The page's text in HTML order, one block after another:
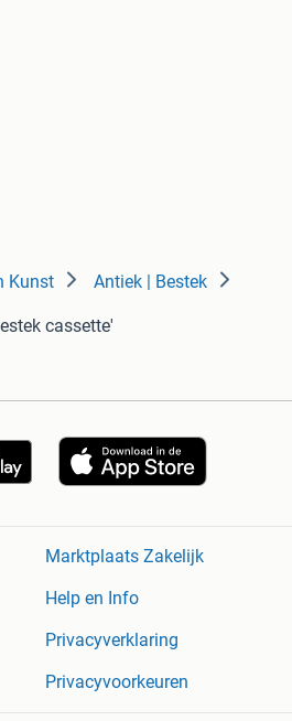
Kunst Antiek | Bestek
cassette'
Marktplaats Zakelijk
Help en Info
Privacyverklaring
Privacyvoorkeuren